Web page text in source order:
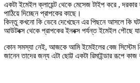
একটা ইমেইল ক্লায়েন্ট থেকে মেসেজ টাইপ করে ,
পাঠিয়ে দিচ্ছেন প্রাপকের কাছে।
কিন্তু কখনো কি ভেবে দেখেছেন এর পিছনে আসলে কি
আউটবক্স থেকে প্রাপকের ইনবক্স পর্যন্ত ইমেইল পৌছে
কোন সমস্যা নেই, আজকে আমি ইমেইলের বেজ সিস্টেম
জানেন তাদের জন্য এটা ছোট্ট একটা রিমাইন্ডার রূপে কাজ